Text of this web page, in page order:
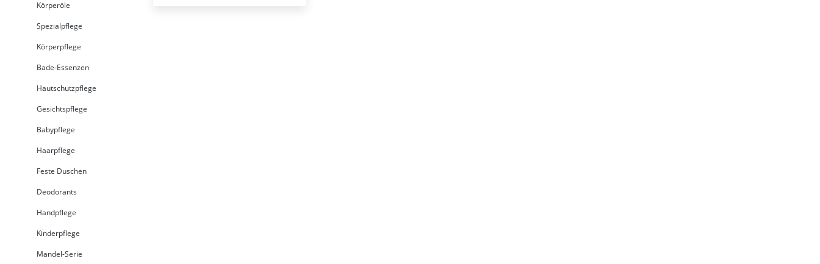
Körperöle
Spezialpflege
Körperpflege
Bade-Essenzen
Hautschutzpflege
Gesichtspflege
Babypflege
Haarpflege
Feste Duschen
Deodorants
Handpflege
Kinderpflege
Mandel-Serie